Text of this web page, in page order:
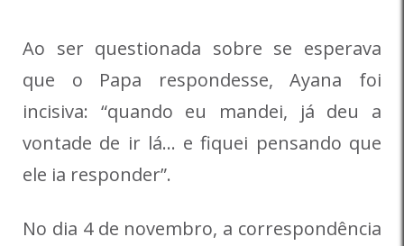
Ao ser questionada sobre se esperava
que o Papa respondesse, Ayana foi
incisiva: “quando eu mandei, já deu a
vontade de ir lá… e fiquei pensando que
ele ia responder”.
No dia 4 de novembro, a correspondência